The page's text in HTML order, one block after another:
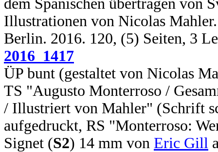
dem Spanischen übertragen von
Illustrationen von Nicolas
Berlin. 2016. 120, (5) Seiten, 3
2016_1417
ÜP bunt (gestaltet von Nicolas
TS "Augusto Monterroso /
/ Illustriert von Mahler" (Schrift
aufgedruckt, RS "Monterroso:
Signet (S2) 14 mm von Eric Gill